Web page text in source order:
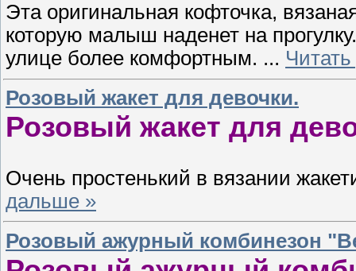
Эта оригинальная кофточка,
которую малыш наденет на
улице более комфортным. ...
Розовый жакет для девочки.
Розовый жакет для
Очень простенький в вязании
дальше »
Розовый ажурный комбинезон